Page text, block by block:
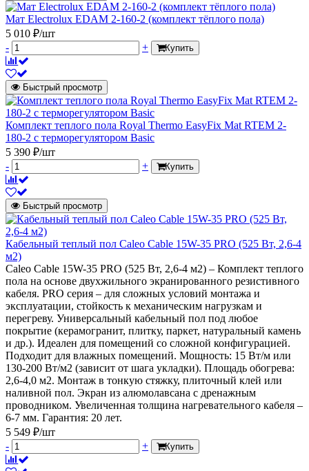
Мат Electrolux EDAM 2-160-2 (комплект тёплого пола)
5 010 ₽/шт
-
+ Купить
Быстрый просмотр
Комплект теплого пола Royal Thermo EasyFix Mat RTEM 2-
180-2 с терморегулятором Basic
5 390 ₽/шт
-
+ Купить
Быстрый просмотр
Кабельный теплый пол Caleo Cable 15W-35 PRO (525 Вт, 2,6-4
м2)
Caleo Cable 15W-35 PRO (525 Вт, 2,6-4 м2) – Комплект теплого
пола на основе двухжильного экранированного резистивного
кабеля. PRO серия – для сложных условий монтажа и
эксплуатации, стойкость к механическим нагрузкам и
перегреву. Универсальный кабельный пол под любое
покрытие (керамогранит, плитку, паркет, натуральный камень
и др.). Идеален для помещений со сложной конфигурацией.
Подходит для влажных помещений. Мощность: 15 Вт/м или
130-200 Вт/м2 (зависит от шага укладки). Площадь обогрева:
2,6-4,0 м2. Монтаж в тонкую стяжку, плиточный клей или
наливной пол. Экран из алюмолавсана с дренажным
проводником. Увеличенная толщина нагревательного кабеля –
6-7 мм. Гарантия: 20 лет.
5 549 ₽/шт
-
+ Купить